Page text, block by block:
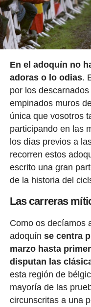
En el adoquín no
adoras o lo odias.
por los
empinados muros
única que vosotros
participando en las
los días previos a
recorren estos
escrito una gran
de la historia del
Las carreras
Como os decíamos
adoquín se centra
marzo hasta
disputan las
esta región de
mayoría de las
circunscritas a una